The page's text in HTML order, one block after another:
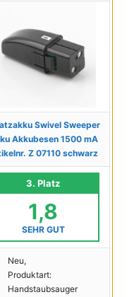
Swivel Sweeper
Akkubesen 1500 mA
Z 07110 schwarz
3. Platz
1,8
SEHR GUT
Neu,
Produktart:
Handstaubsauger